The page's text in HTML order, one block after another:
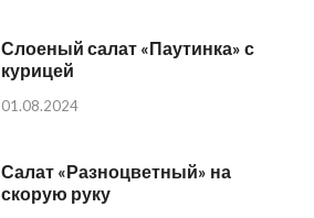
Слоеный салат «Паутинка» с
курицей
01.08.2024
Салат «Разноцветный» на
скорую руку